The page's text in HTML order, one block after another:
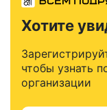
Хотите
чтобы узнать
организации